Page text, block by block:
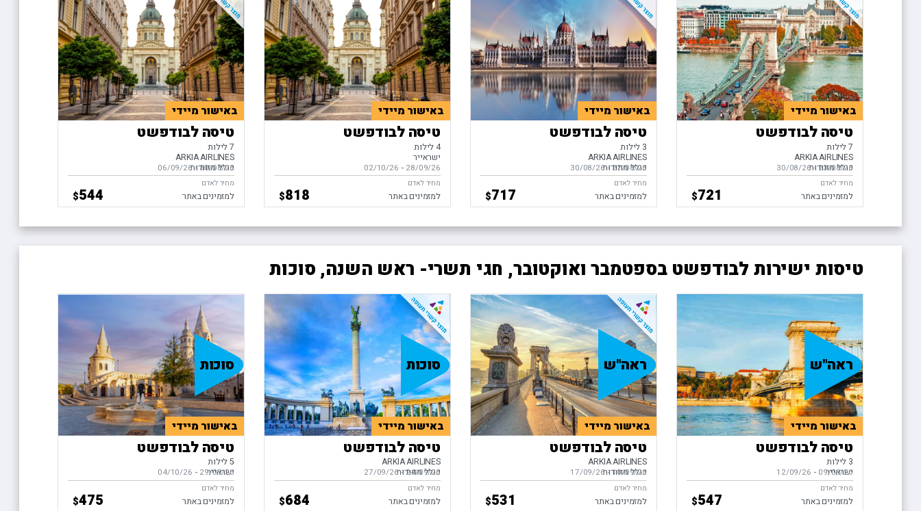
באישור מיידי
טיסה לבודפשט
7 לילות
ARKIA AIRLINES
בין התאריכים,
23/08/26
-
30/08/26כולל מזוודות
למזמינים באתר
מחיר לאדם
$721
באישור מיידי
טיסה לבודפשט
3 לילות
ARKIA AIRLINES
בין התאריכים,
27/08/26
-
30/08/26כולל מזוודות
למזמינים באתר
מחיר לאדם
$717
באישור מיידי
טיסה לבודפשט
4 לילות
ישראייר
בין התאריכים,
28/09/26
-
02/10/26
למזמינים באתר
מחיר לאדם
$818
באישור מיידי
טיסה לבודפשט
7 לילות
ARKIA AIRLINES
בין התאריכים,
30/08/26
-
06/09/26כולל מזוודות
למזמינים באתר
מחיר לאדם
$544
טיסות ישירות לבודפשט בספטמבר ואוקטובר, חגי תשרי- ראש השנה, סוכות
ראה"ש
באישור מיידי
טיסה לבודפשט
3 לילות
ישראייר
בין התאריכים,
09/09/26
-
12/09/26
למזמינים באתר
מחיר לאדם
$547
ראה"ש
באישור מיידי
טיסה לבודפשט
ARKIA AIRLINES
בין התאריכים,
10/09/26
-
17/09/26כולל מזוודות
למזמינים באתר
מחיר לאדם
$531
סוכות
באישור מיידי
טיסה לבודפשט
ARKIA AIRLINES
בין התאריכים,
24/09/26
-
27/09/26כולל מזוודות
למזמינים באתר
מחיר לאדם
$684
סוכות
באישור מיידי
טיסה לבודפשט
5 לילות
ישראייר
בין התאריכים,
29/09/26
-
04/10/26
למזמינים באתר
מחיר לאדם
$475